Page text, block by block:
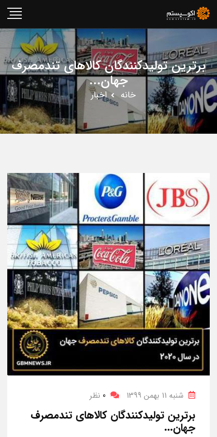
برترین تولیدکنندگان کالاهای تندمصرف
جهان...
خانه اخبار
شنبه 11 بهمن 1399 0 نظر
برترین تولیدکنندگان کالاهای تندمصرف
جهان...